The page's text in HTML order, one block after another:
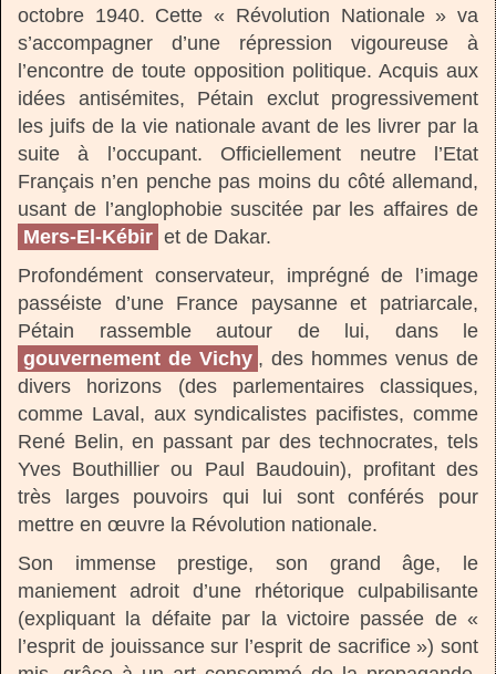
octobre 1940. Cette « Révolution Nationale » va
s’accompagner d’une répression vigoureuse à
l’encontre de toute opposition politique. Acquis aux
idées antisémites, Pétain exclut progressivement
les juifs de la vie nationale avant de les livrer par la
suite à l’occupant. Officiellement neutre l’Etat
Français n’en penche pas moins du côté allemand,
usant de l’anglophobie suscitée par les affaires de
Mers-El-Kébir et de Dakar.
Profondément conservateur, imprégné de l’image
passéiste d’une France paysanne et patriarcale,
Pétain rassemble autour de lui, dans le
gouvernement de Vichy , des hommes venus de
divers horizons (des parlementaires classiques,
comme Laval, aux syndicalistes pacifistes, comme
René Belin, en passant par des technocrates, tels
Yves Bouthillier ou Paul Baudouin), profitant des
très larges pouvoirs qui lui sont conférés pour
mettre en œuvre la Révolution nationale.
Son immense prestige, son grand âge, le
maniement adroit d’une rhétorique culpabilisante
(expliquant la défaite par la victoire passée de «
l’esprit de jouissance sur l’esprit de sacrifice ») sont